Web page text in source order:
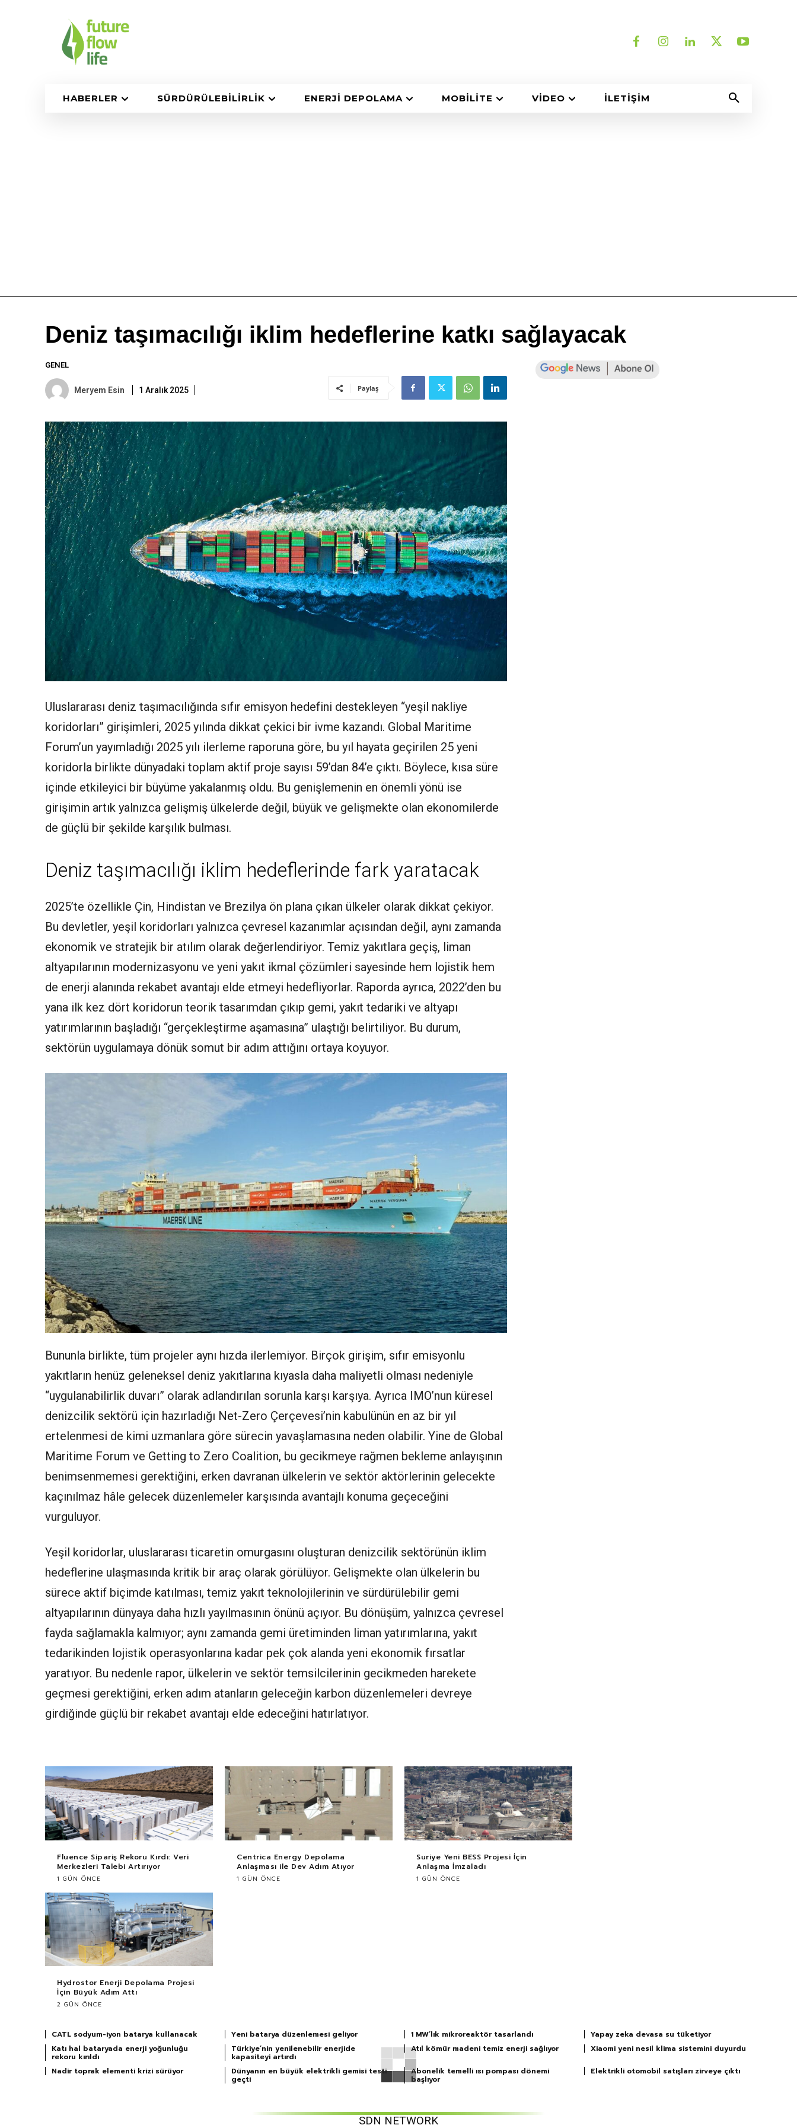
HABERLER SÜRDÜRÜLEBILIRLIK ENERJI DEPOLAMA MOBILITE VIDEO İLETIŞIM
Deniz taşımacılığı iklim hedeflerine katkı sağlayacak
GENEL
Meryem Esin 1 Aralık 2025 Paylaş
Uluslararası deniz taşımacılığında sıfır emisyon hedefini destekleyen “yeşil nakliye
koridorları” girişimleri, 2025 yılında dikkat çekici bir ivme kazandı. Global Maritime
Forum’un yayımladığı 2025 yılı ilerleme raporuna göre, bu yıl hayata geçirilen 25 yeni
koridorla birlikte dünyadaki toplam aktif proje sayısı 59’dan 84’e çıktı. Böylece, kısa süre
içinde etkileyici bir büyüme yakalanmış oldu. Bu genişlemenin en önemli yönü ise
girişimin artık yalnızca gelişmiş ülkelerde değil, büyük ve gelişmekte olan ekonomilerde
de güçlü bir şekilde karşılık bulması.
Deniz taşımacılığı iklim hedeflerinde fark yaratacak
2025’te özellikle Çin, Hindistan ve Brezilya ön plana çıkan ülkeler olarak dikkat çekiyor.
Bu devletler, yeşil koridorları yalnızca çevresel kazanımlar açısından değil, aynı zamanda
ekonomik ve stratejik bir atılım olarak değerlendiriyor. Temiz yakıtlara geçiş, liman
altyapılarının modernizasyonu ve yeni yakıt ikmal çözümleri sayesinde hem lojistik hem
de enerji alanında rekabet avantajı elde etmeyi hedefliyorlar. Raporda ayrıca, 2022’den bu
yana ilk kez dört koridorun teorik tasarımdan çıkıp gemi, yakıt tedariki ve altyapı
yatırımlarının başladığı “gerçekleştirme aşamasına” ulaştığı belirtiliyor. Bu durum,
sektörün uygulamaya dönük somut bir adım attığını ortaya koyuyor.
Bununla birlikte, tüm projeler aynı hızda ilerlemiyor. Birçok girişim, sıfır emisyonlu
yakıtların henüz geleneksel deniz yakıtlarına kıyasla daha maliyetli olması nedeniyle
“uygulanabilirlik duvarı” olarak adlandırılan sorunla karşı karşıya. Ayrıca IMO’nun küresel
denizcilik sektörü için hazırladığı Net-Zero Çerçevesi’nin kabulünün en az bir yıl
ertelenmesi de kimi uzmanlara göre sürecin yavaşlamasına neden olabilir. Yine de Global
Maritime Forum ve Getting to Zero Coalition, bu gecikmeye rağmen bekleme anlayışının
benimsenmemesi gerektiğini, erken davranan ülkelerin ve sektör aktörlerinin gelecekte
kaçınılmaz hâle gelecek düzenlemeler karşısında avantajlı konuma geçeceğini
vurguluyor.
Yeşil koridorlar, uluslararası ticaretin omurgasını oluşturan denizcilik sektörünün iklim
hedeflerine ulaşmasında kritik bir araç olarak görülüyor. Gelişmekte olan ülkelerin bu
sürece aktif biçimde katılması, temiz yakıt teknolojilerinin ve sürdürülebilir gemi
altyapılarının dünyaya daha hızlı yayılmasının önünü açıyor. Bu dönüşüm, yalnızca çevresel
fayda sağlamakla kalmıyor; aynı zamanda gemi üretiminden liman yatırımlarına, yakıt
tedarikinden lojistik operasyonlarına kadar pek çok alanda yeni ekonomik fırsatlar
yaratıyor. Bu nedenle rapor, ülkelerin ve sektör temsilcilerinin gecikmeden harekete
geçmesi gerektiğini, erken adım atanların geleceğin karbon düzenlemeleri devreye
girdiğinde güçlü bir rekabet avantajı elde edeceğini hatırlatıyor.
Fluence Sipariş Rekoru Kırdı: Veri
Merkezleri Talebi Artırıyor
1 GÜN ÖNCE
Centrica Energy Depolama
Anlaşması ile Dev Adım Atıyor
1 GÜN ÖNCE
Suriye Yeni BESS Projesi İçin
Anlaşma İmzaladı
1 GÜN ÖNCE
Hydrostor Enerji Depolama Projesi
İçin Büyük Adım Attı
2 GÜN ÖNCE
CATL sodyum-iyon batarya kullanacak Yeni batarya düzenlemesi geliyor 1 MW’lık mikroreaktör tasarlandı
Yapay zeka devasa su tüketiyor
Katı hal bataryada enerji yoğunluğu
rekoru kırıldı
Türkiye’nin yenilenebilir enerjide
kapasiteyi artırdı
Atıl kömür madeni temiz enerji sağlıyor Xiaomi yeni nesil klima sistemini duyurdu
Nadir toprak elementi krizi sürüyor Dünyanın en büyük elektrikli gemisi testi
geçti
Abonelik temelli ısı pompası dönemi
başlıyor
Elektrikli otomobil satışları zirveye çıktı
SDN NETWORK